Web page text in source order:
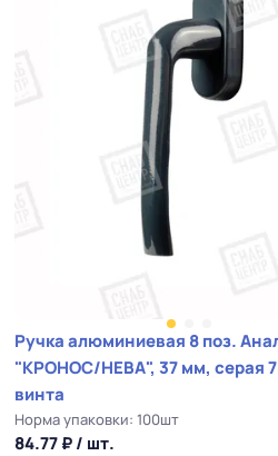
Ручка алюминиевая 8 поз. Аналог
"КРОНОС/НЕВА", 37 мм, серая
винта
Норма упаковки: 100шт
84.77 ₽ / шт.